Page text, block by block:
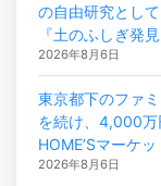
の自由研究とし
『土のふしぎ発
2026年8月6日
東京都下のファ
を続け、4,000万
HOME’Sマーケ
2026年8月6日